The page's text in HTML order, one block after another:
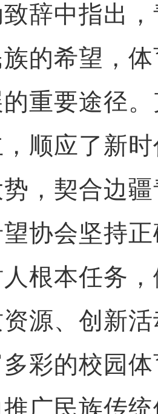
中指出，
的希望，
重要途径
顺应了新
，契合边
协会坚持
根本任务
源、创新
彩的校园
广民族传